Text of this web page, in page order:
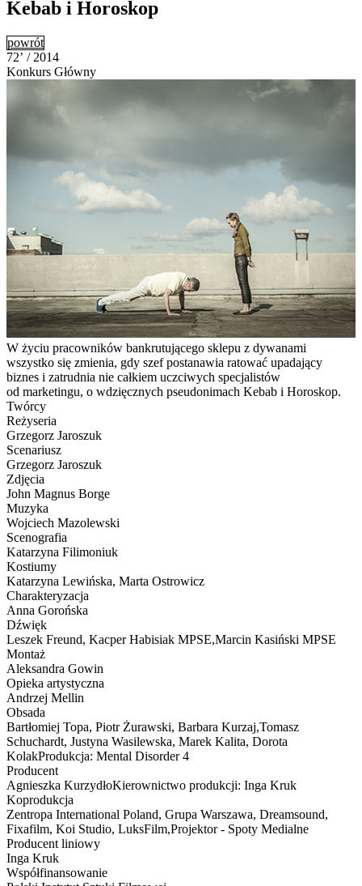
Kebab i Horoskop
powrót
72’ / 2014
Konkurs Główny
W życiu pracowników bankrutującego sklepu z dywanami
wszystko się zmienia, gdy szef postanawia ratować upadający
biznes i zatrudnia nie całkiem uczciwych specjalistów
od marketingu, o wdzięcznych pseudonimach Kebab i Horoskop.
Twórcy
Reżyseria
Grzegorz Jaroszuk
Scenariusz
Grzegorz Jaroszuk
Zdjęcia
John Magnus Borge
Muzyka
Wojciech Mazolewski
Scenografia
Katarzyna Filimoniuk
Kostiumy
Katarzyna Lewińska, Marta Ostrowicz
Charakteryzacja
Anna Gorońska
Dźwięk
Leszek Freund, Kacper Habisiak MPSE,Marcin Kasiński MPSE
Montaż
Aleksandra Gowin
Opieka artystyczna
Andrzej Mellin
Obsada
Bartłomiej Topa, Piotr Żurawski, Barbara Kurzaj,Tomasz
Schuchardt, Justyna Wasilewska, Marek Kalita, Dorota
KolakProdukcja: Mental Disorder 4
Producent
Agnieszka KurzydłoKierownictwo produkcji: Inga Kruk
Koprodukcja
Zentropa International Poland, Grupa Warszawa, Dreamsound,
Fixafilm, Koi Studio, LuksFilm,Projektor - Spoty Medialne
Producent liniowy
Inga Kruk
Współfinansowanie